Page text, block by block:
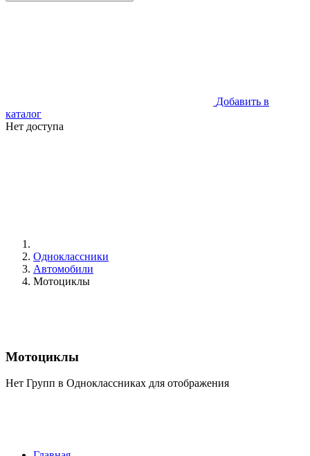
Добавить в
каталог
Нет доступа
Одноклассники
Автомобили
Мотоциклы
Мотоциклы
Нет Групп в Одноклассниках для отображения